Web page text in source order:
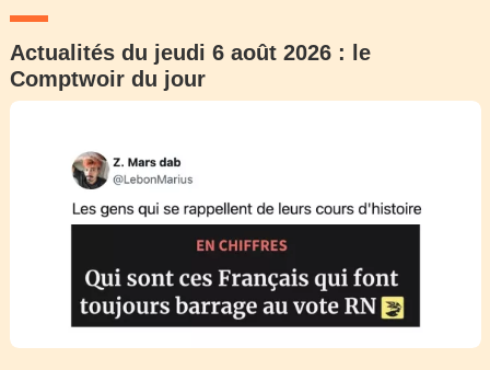
Actualités du jeudi 6 août 2026 : le
Comptwoir du jour